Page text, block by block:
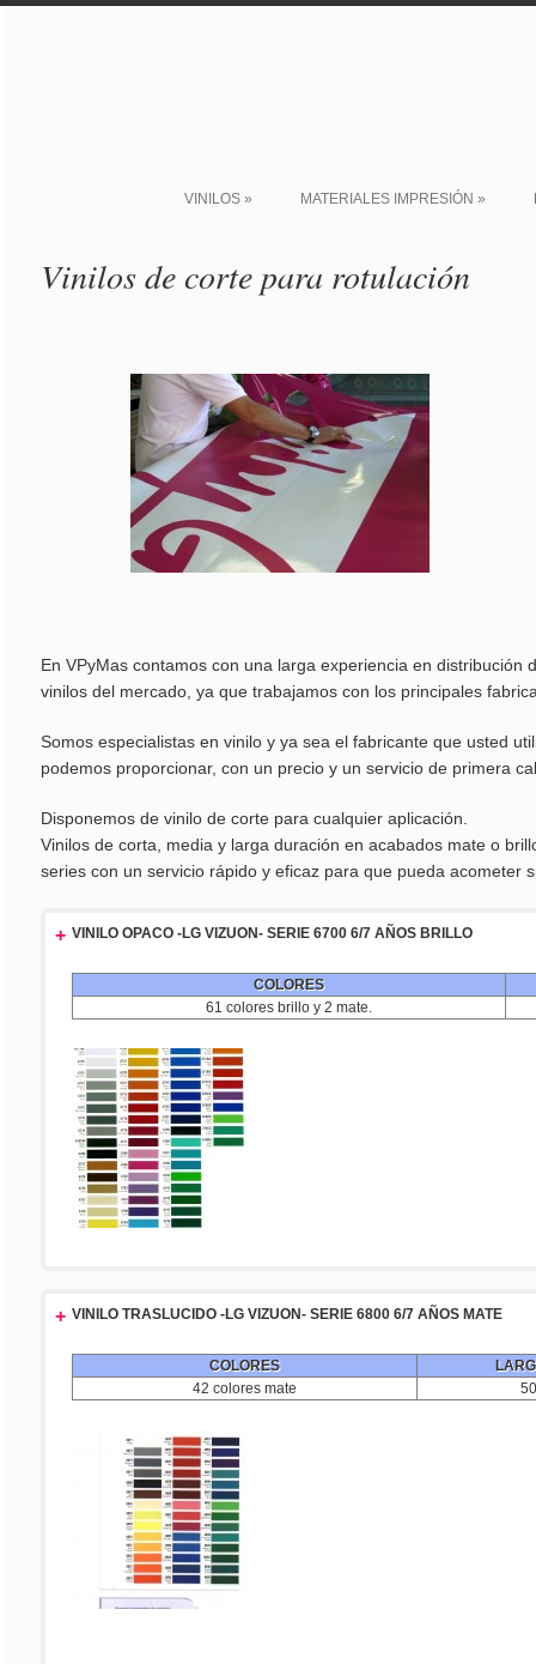
VINILOS» MATERIALES IMPRESIÓN »
Vinilos de corte para rotulación
En VPyMas contamos con una larga experiencia en
vinilos del mercado, ya que trabajamos con los principales
Somos especialistas en vinilo y ya sea el fabricante que usted
podemos proporcionar, con un precio y un servicio de primera
Disponemos de vinilo de corte para cualquier aplicación.
Vinilos de corta, media y larga duración en acabados mate o
series con un servicio rápido y eficaz para que pueda acometer
+ VINILO OPACO -LG VIZUON- SERIE 6700 6/7 AÑOS BRILLO
COLORES
61 colores brillo y 2 mate.
+ VINILO TRASLUCIDO -LG VIZUON- SERIE 6800 6/7 AÑOS MATE
COLORES
42 colores mate
50